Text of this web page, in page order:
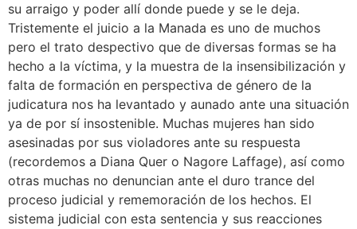
su arraigo y poder allí donde puede y se le deja.
Tristemente el juicio a la Manada es uno de muchos
pero el trato despectivo que de diversas formas se ha
hecho a la víctima, y la muestra de la insensibilización y
falta de formación en perspectiva de género de la
judicatura nos ha levantado y aunado ante una situación
ya de por sí insostenible. Muchas mujeres han sido
asesinadas por sus violadores ante su respuesta
(recordemos a Diana Quer o Nagore Laffage), así como
otras muchas no denuncian ante el duro trance del
proceso judicial y rememoración de los hechos. El
sistema judicial con esta sentencia y sus reacciones